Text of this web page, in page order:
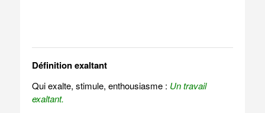
Définition exaltant
Qui exalte, stimule, enthousiasme : Un travail
exaltant.